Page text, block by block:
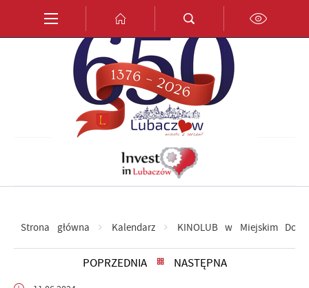
Przejdź do menu.
Przejdź do wyszukiwarki.
Przejdź do treści.
Przejdź do ustawień wielkości czcionki.
Włącz wersję kontrastową strony.
Strona główna Kalendarz KINOLUB w Miejskim
POPRZEDNIA NASTĘPNA